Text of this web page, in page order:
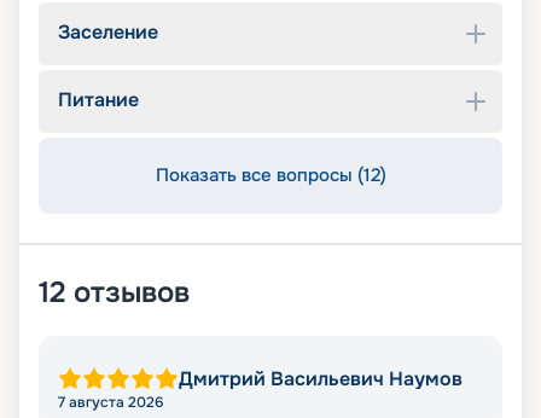
Заселение
Питание
Показать все вопросы (12)
12 отзывов
Дмитрий Васильевич Наумов
7 августа 2026